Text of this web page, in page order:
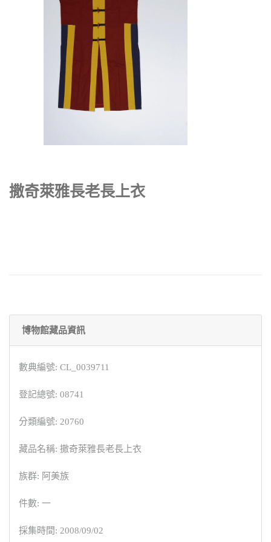
撒奇萊雅長老長上衣
博物館藏品資訊
數典編號: CL_0039711
登記總號: 08741
分類編號: 20760
藏品名稱: 撒奇萊雅長老長上衣
族群: 阿美族
件數: 一
採集時間: 2008/09/02